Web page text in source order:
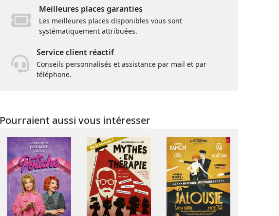
Meilleures places garanties
Les meilleures places disponibles vous sont
systématiquement attribuées.
Service client réactif
Conseils personnalisés et assistance par mail et par
téléphone.
Pourraient aussi vous intéresser